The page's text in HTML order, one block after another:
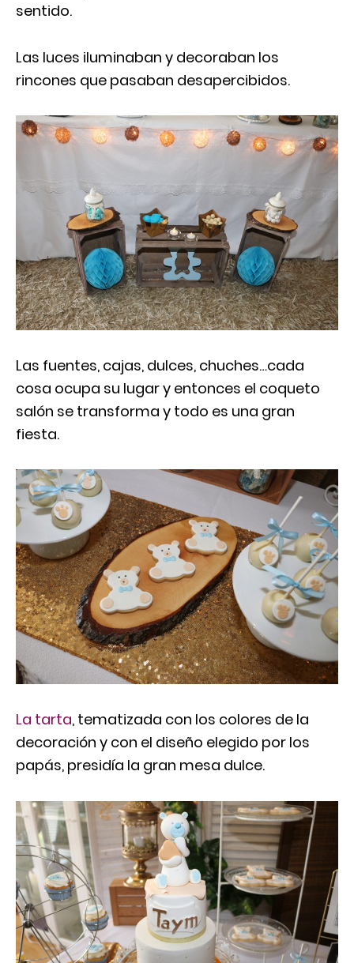
sentido.
Las luces iluminaban y decoraban los
rincones que pasaban desapercibidos.
Las fuentes, cajas, dulces, chuches…cada
cosa ocupa su lugar y entonces el coqueto
salón se transforma y todo es una gran
fiesta.
La tarta, tematizada con los colores de la
decoración y con el diseño elegido por los
papás, presidía la gran mesa dulce.